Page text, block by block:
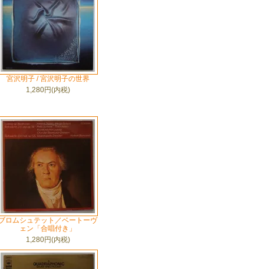
宮沢明子 / 宮沢明子の世界
1,280円(内税)
ロムシュテット／ベートーヴ
ェン「合唱付き」
1,280円(内税)